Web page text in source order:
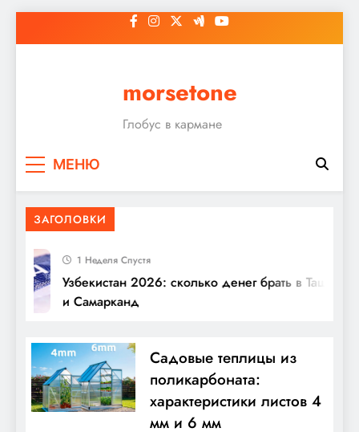
к
morsetone
Глобус в кармане
МЕНЮ
ЗАГОЛОВКИ
1 Неделя Спустя
Узбекистан 2026: сколько денег брать в Ташкент
и Самарканд
Садовые теплицы из
поликарбоната:
характеристики листов 4
мм и 6 мм